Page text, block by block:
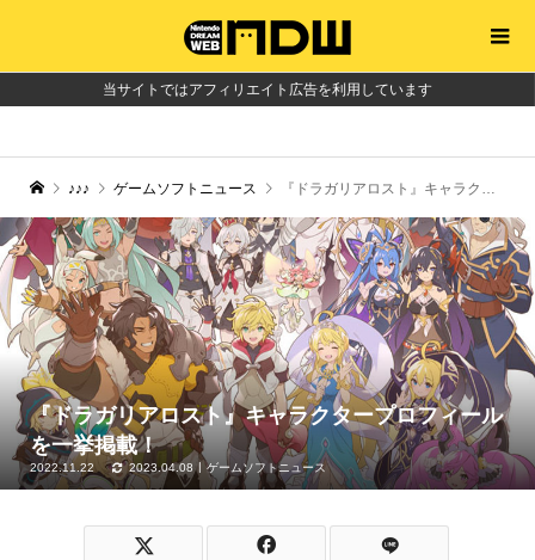
当サイトではアフィリエイト広告を利用しています
♪♪♪ ゲームソフトニュース 『ドラガリアロスト』キャラクタープロフィールを一挙掲載！
『ドラガリアロスト』キャラクタープロフィール
を一挙掲載！
2022.11.22 2023.04.08 ゲームソフトニュース